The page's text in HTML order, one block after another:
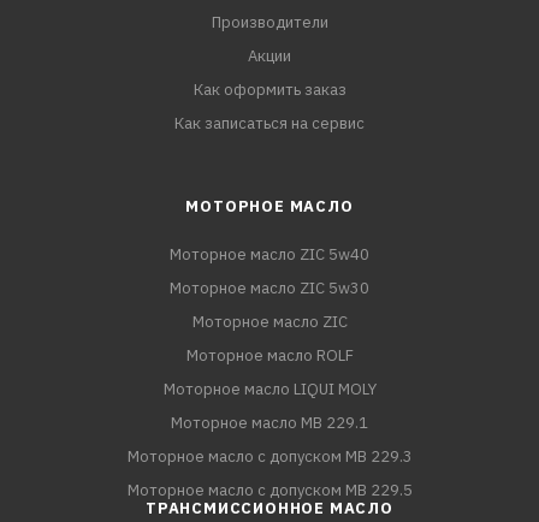
Производители
Акции
Как оформить заказ
Как записаться на сервис
МОТОРНОЕ МАСЛО
Моторное масло ZIC 5w40
Моторное масло ZIC 5w30
Моторное масло ZIC
Моторное масло ROLF
Моторное масло LIQUI MOLY
Моторное масло MB 229.1
Моторное масло с допуском MB 229.3
Моторное масло с допуском MB 229.5
ТРАНСМИССИОННОЕ МАСЛО